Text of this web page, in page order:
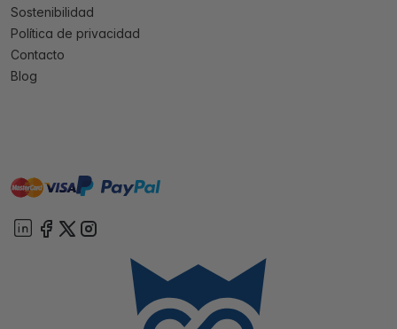
Sostenibilidad
Política de privacidad
Contacto
Blog
mastervisa paypal